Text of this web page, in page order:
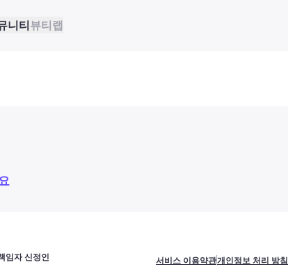
니티뷰티랩
임자 신정인
서비스 이용약관개인정보 처리 방침